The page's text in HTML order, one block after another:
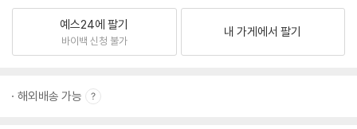
예스24에 팔기
바이백 신청 불가
내 가게에서 팔기
해외배송 가능